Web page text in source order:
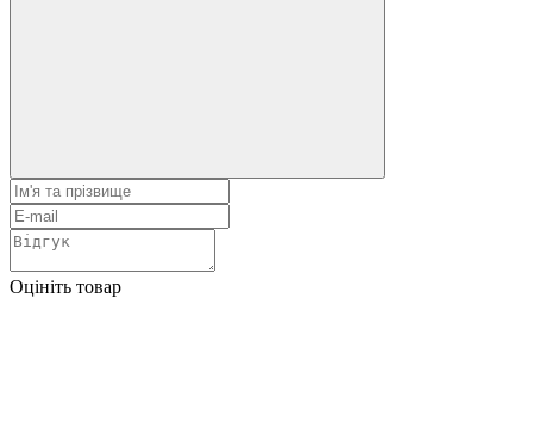
Оцініть товар